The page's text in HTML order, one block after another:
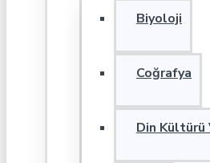
Biyoloji
Coğrafya
Din Kültürü